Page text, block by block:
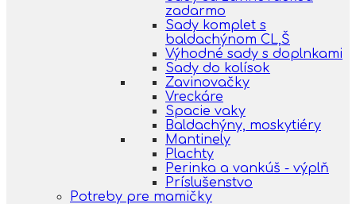
zadarmo
Sady komplet s
baldachýnom CL,Š
Výhodné sady s doplnkami
Sady do kolísok
Zavinovačky
Vreckáre
Spacie vaky
Baldachýny, moskytiéry
Mantinely
Plachty
Perinka a vankúš - výplň
Príslušenstvo
Potreby pre mamičky